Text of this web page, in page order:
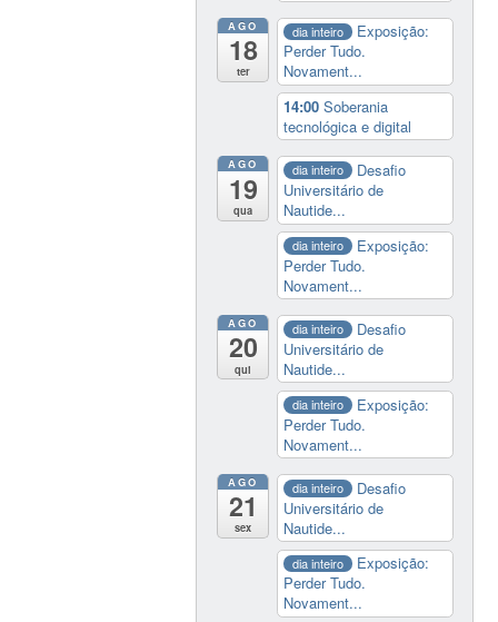
AGO
18
ter
dia inteiro
Exposição:
Perder Tudo.
Novament...
14:00Soberania
tecnológica e digital
AGO
19
qua
dia inteiro
Desafio
Universitário de
Nautide...
dia inteiro
Exposição:
Perder Tudo.
Novament...
AGO
20
qui
dia inteiro
Desafio
Universitário de
Nautide...
dia inteiro
Exposição:
Perder Tudo.
Novament...
AGO
21
sex
dia inteiro
Desafio
Universitário de
Nautide...
dia inteiro
Exposição:
Perder Tudo.
Novament...